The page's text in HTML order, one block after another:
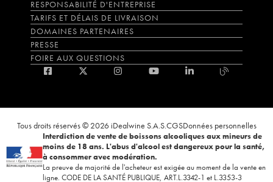
RESPONSABILITÉ D'ENTREPRISE
TARIFS ET DÉLAIS DE LIVRAISON
DOMAINES PARTENAIRES
PRESSE
FOIRE AUX QUESTIONS
Tous droits réservés © 2026 iDealwine S.A.S.CGSDonnées personnelles
Interdiction de vente de boissons alcooliques aux mineurs de
moins de 18 ans. L'abus d'alcool est dangereux pour la santé,
à consommer avec modération.
La preuve de majorité de l'acheteur est exigée au moment de la vente en
ligne. CODE DE LA SANTÉ PUBLIQUE, ART.L.3342-1 et L.3353-3